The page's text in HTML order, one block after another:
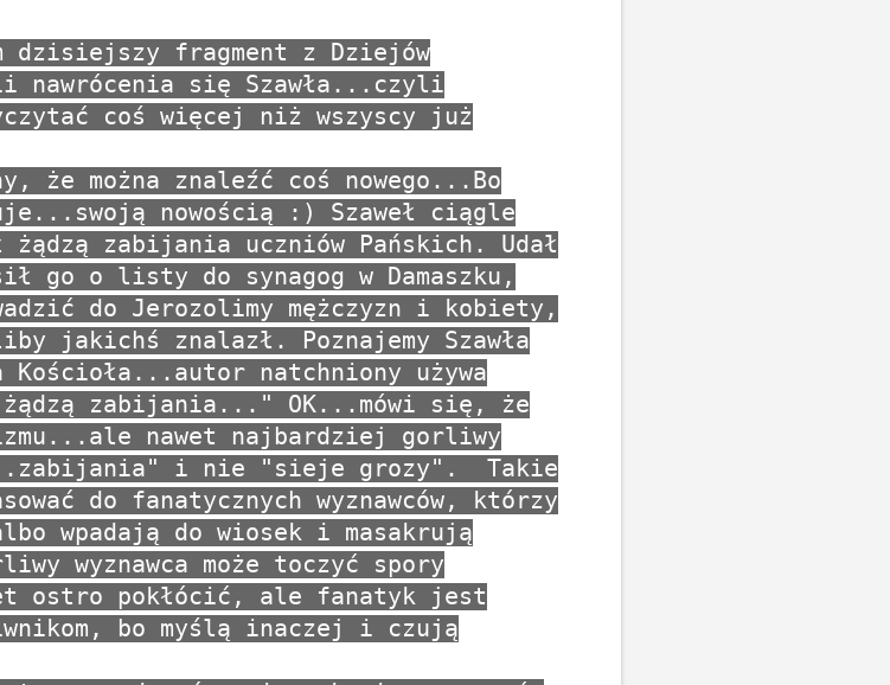
dzisiejszy fragment z Dziejów
nawrócenia się Szawła...czyli
coś więcej niż wszyscy już
że można znaleźć coś nowego...Bo
nowością :) Szaweł ciągle
zabijania uczniów Pańskich. Udał
go o listy do synagog w Damaszku,
do Jerozolimy mężczyzn i kobiety,
jakichś znalazł. Poznajemy Szawła
Kościoła...autor natchniony używa
zabijania..." OK...mówi się, że
nawet najbardziej gorliwy
i nie "sieje grozy". Takie
do fanatycznych wyznawców, którzy
wpadają do wiosek i masakrują
wyznawca może toczyć spory
ostro pokłócić, ale fanatyk jest
bo myślą inaczej i czują